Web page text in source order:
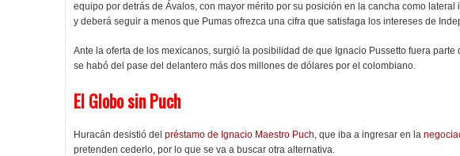
equipo por detrás de Ávalos, con mayor mérito por su posición en la cancha como
y deberá seguir a menos que Pumas ofrezca una cifra que satisfaga los intereses de
Ante la oferta de los mexicanos, surgió la posibilidad de que Ignacio Pussetto fuera
se habó del pase del delantero más dos millones de dólares por el colombiano.
El Globo sin Puch
Huracán desistió del préstamo de Ignacio Maestro Puch, que iba a ingresar en la
pretenden cederlo, por lo que se va a buscar otra alternativa.